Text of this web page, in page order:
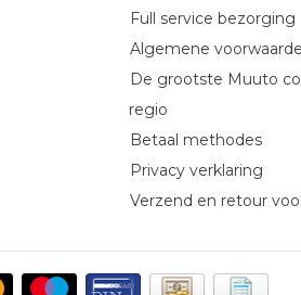
Full service bezorging
Algemene
De grootste Muuto
regio
Betaal methodes
Privacy verklaring
Verzend en retour